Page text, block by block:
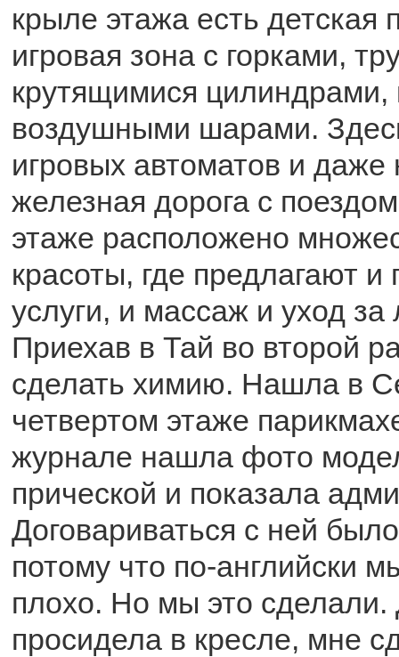
крыле этажа есть детская
игровая зона с горками,
крутящимися цилиндрами,
воздушными шарами.
игровых автоматов и
железная дорога с
этаже расположено
красоты, где предлагают и
услуги, и массаж и уход
Приехав в Тай во второй
сделать химию. Нашла в
четвертом этаже
журнале нашла фото
прической и показала
Договариваться с ней
потому что по-английски
плохо. Но мы это сделали.
просидела в кресле, мне